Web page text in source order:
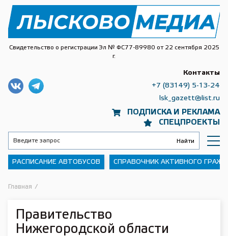
Свидетельство о регистрации Эл № ФС77-89980 от 22 сентября 2025
г.
ПОДПИСКА И РЕКЛАМА
СПЕЦПРОЕКТЫ
Контакты
+7 (83149) 5-13-24
lsk_gazett@list.ru
РАСПИСАНИЕ АВТОБУСОВ СПРАВОЧНИК АКТИВНОГО
Главная /
Правительство
Нижегородской области